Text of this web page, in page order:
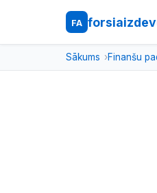
FA
Sākums Finanšu